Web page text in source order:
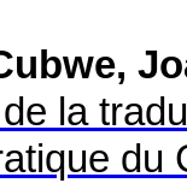
la
du